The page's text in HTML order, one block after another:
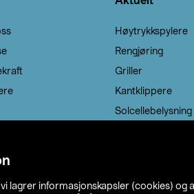
lagrer informasjonskapsler (cookies) og
Høytrykkspylere
Rengjøring
Griller
Kantklippere
Solcellebelysning